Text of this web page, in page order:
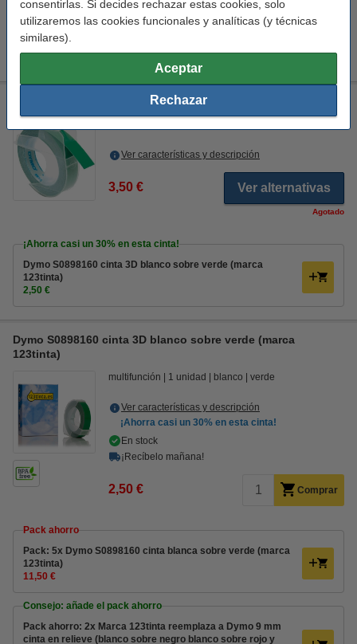
consentirlas. Si decides rechazar estas cookies, solo
utilizaremos las cookies funcionales y analíticas (y técnicas
similares).
Aceptar
Rechazar
Consejo
Le recomendamos que compre esta cinta en lugar de la cinta
original.
Dymo S0898160 cinta blanco sobre verde (original)
Ver características y descripción
3,50 € Ver alternativas
Agotado
¡Ahorra casi un 30% en esta cinta!
Dymo S0898160 cinta 3D blanco sobre verde (marca
123tinta)
2,50 €
Dymo S0898160 cinta 3D blanco sobre verde (marca
123tinta)
multifunción 1 unidad blanco verde
Ver características y descripción
¡Ahorra casi un 30% en esta cinta!
En stock
¡Recíbelo mañana!
2,50 € Comprar
Pack ahorro
Pack: 5x Dymo S0898160 cinta blanca sobre verde (marca
123tinta)
11,50 €
Consejo: añade el pack ahorro
Pack ahorro: 2x Marca 123tinta reemplaza a Dymo 9 mm
cinta en relieve (blanco sobre negro blanco sobre rojo y